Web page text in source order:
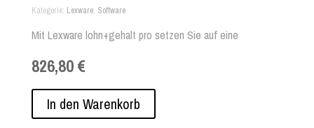
Kategorie Lexware, Software
Mit Lexware lohn+gehalt pro setzen Sie auf eine
Mitarbeiter und mehrere Firmen gleichzeitig. Dank drei
Arbeitsplätzen arbeiten Sie auch problemlos gleichzeitig in
der Software. Egal ob Abrechnung von Minijob,
Mehrfachbeschäftigten, Einmalzahlungen oder geldwertem
826,80 €
In den Warenkorb